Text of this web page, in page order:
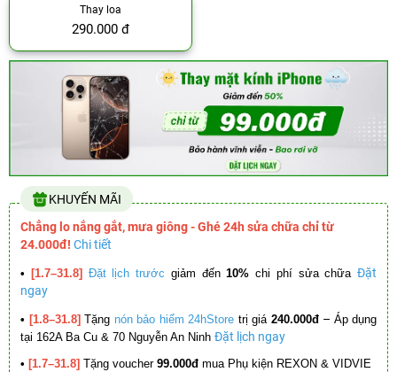
Thay loa
290.000 đ
KHUYẾN MÃI
Chẳng lo nắng gắt, mưa giông - Ghé 24h sửa chữa chỉ từ
24.000đ! Chi tiết
• [1.7–31.8] Đặt lịch trước giảm đến10% chi phí sửa chữa Đặt
ngay
• [1.8–31.8] Tặng nón bảo hiểm 24hStore trị giá 240.000đ – Áp dụng
tại 162A Ba Cu & 70 Nguyễn An Ninh Đặt lịch ngay
• [1.7–31.8] Tặng voucher 99.000đ mua Phụ kiện REXON & VIDVIE